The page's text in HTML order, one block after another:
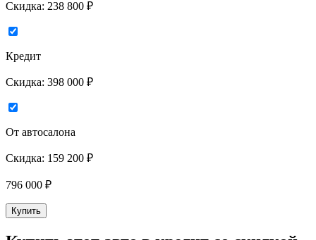
Скидка: 238 800 ₽
Кредит
Скидка: 398 000 ₽
От автосалона
Скидка: 159 200 ₽
796 000 ₽
Купить